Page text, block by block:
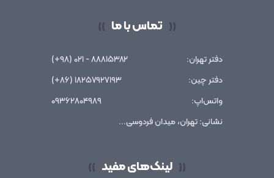
(( تماس با ما ))
دفتر تهران:
۸۸۸۱۵۳۸۲ - ۰۲۱ (۹۸+)
دفتر چین:
۱۸۲۵۷۹۲۷۱۹۳ (۸۶+)
واتس‌اپ:
۰۹۳۶۲۸۰۴۹۸۹
نشانی: تهران، میدان فردوسی...
(( لینک‌های مفید ))